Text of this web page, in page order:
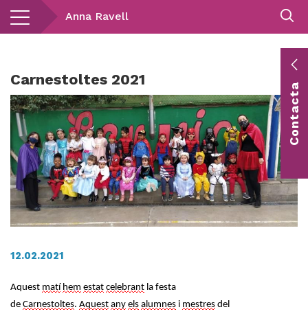
Vés
Anna Ravell
Carnestoltes 2021
12.02.2021
Aquest matí hem estat celebrant la festa
de Carnestoltes. Aquest any els alumnes i mestres del
Contacta